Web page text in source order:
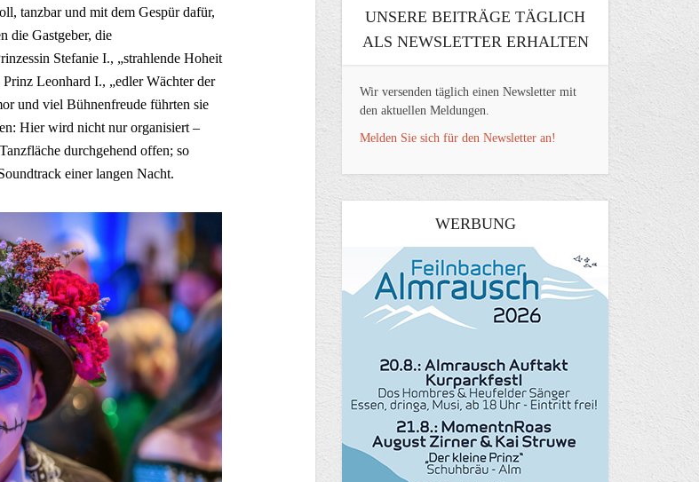
tanzbar und mit dem Gespür dafür,
die Gastgeber, die
Stefanie I., „strahlende Hoheit
Leonhard I., „edler Wächter der
und viel Bühnenfreude führten sie
Hier wird nicht nur organisiert –
durchgehend offen; so
einer langen Nacht.
UNSERE BEITRÄGE TÄGLICH
ALS NEWSLETTER ERHALTEN
Wir versenden täglich einen Newsletter mit
den aktuellen Meldungen.
Melden Sie sich für den Newsletter an!
WERBUNG